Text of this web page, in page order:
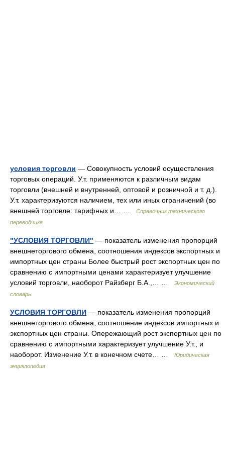
условия торговли — Совокупность условий осуществления
торговых операций. У.т. применяются к различным видам
торговли (внешней и внутренней, оптовой и розничной и т. д.).
У.т. характеризуются наличием, тех или иных ограничений (во
внешней торговле: тарифных и… …
Справочник технического
переводчика
"УСЛОВИЯ ТОРГОВЛИ" — показатель изменения пропорций
внешнеторгового обмена, соотношения индексов экспортных и
импортных цен страны Более быстрый рост экспортных цен по
сравнению с импортными ценами характеризует улучшение
условий торговли, наоборот Райзберг Б.А.,… …
Экономический
словарь
УСЛОВИЯ ТОРГОВЛИ — показатель изменения пропорций
внешнеторгового обмена; соотношение индексов импортных и
экспортных цен страны. Опережающий рост экспортных цен по
сравнению с импортными характеризует улучшение У.т., и
наоборот. Изменение У.т. в конечном счете… …
Юридическая
энциклопедия